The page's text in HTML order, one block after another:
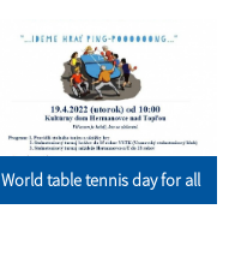
World table tennis day for all